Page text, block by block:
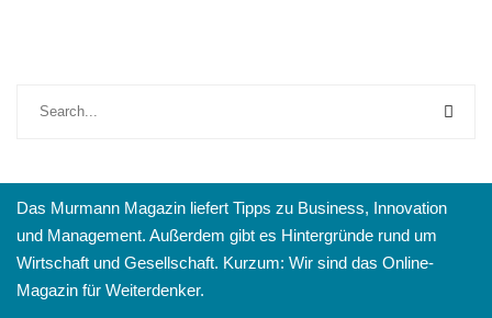
Das Murmann Magazin liefert Tipps zu Business, Innovation
und Management. Außerdem gibt es Hintergründe rund um
Wirtschaft und Gesellschaft. Kurzum: Wir sind das Online-
Magazin für Weiterdenker.